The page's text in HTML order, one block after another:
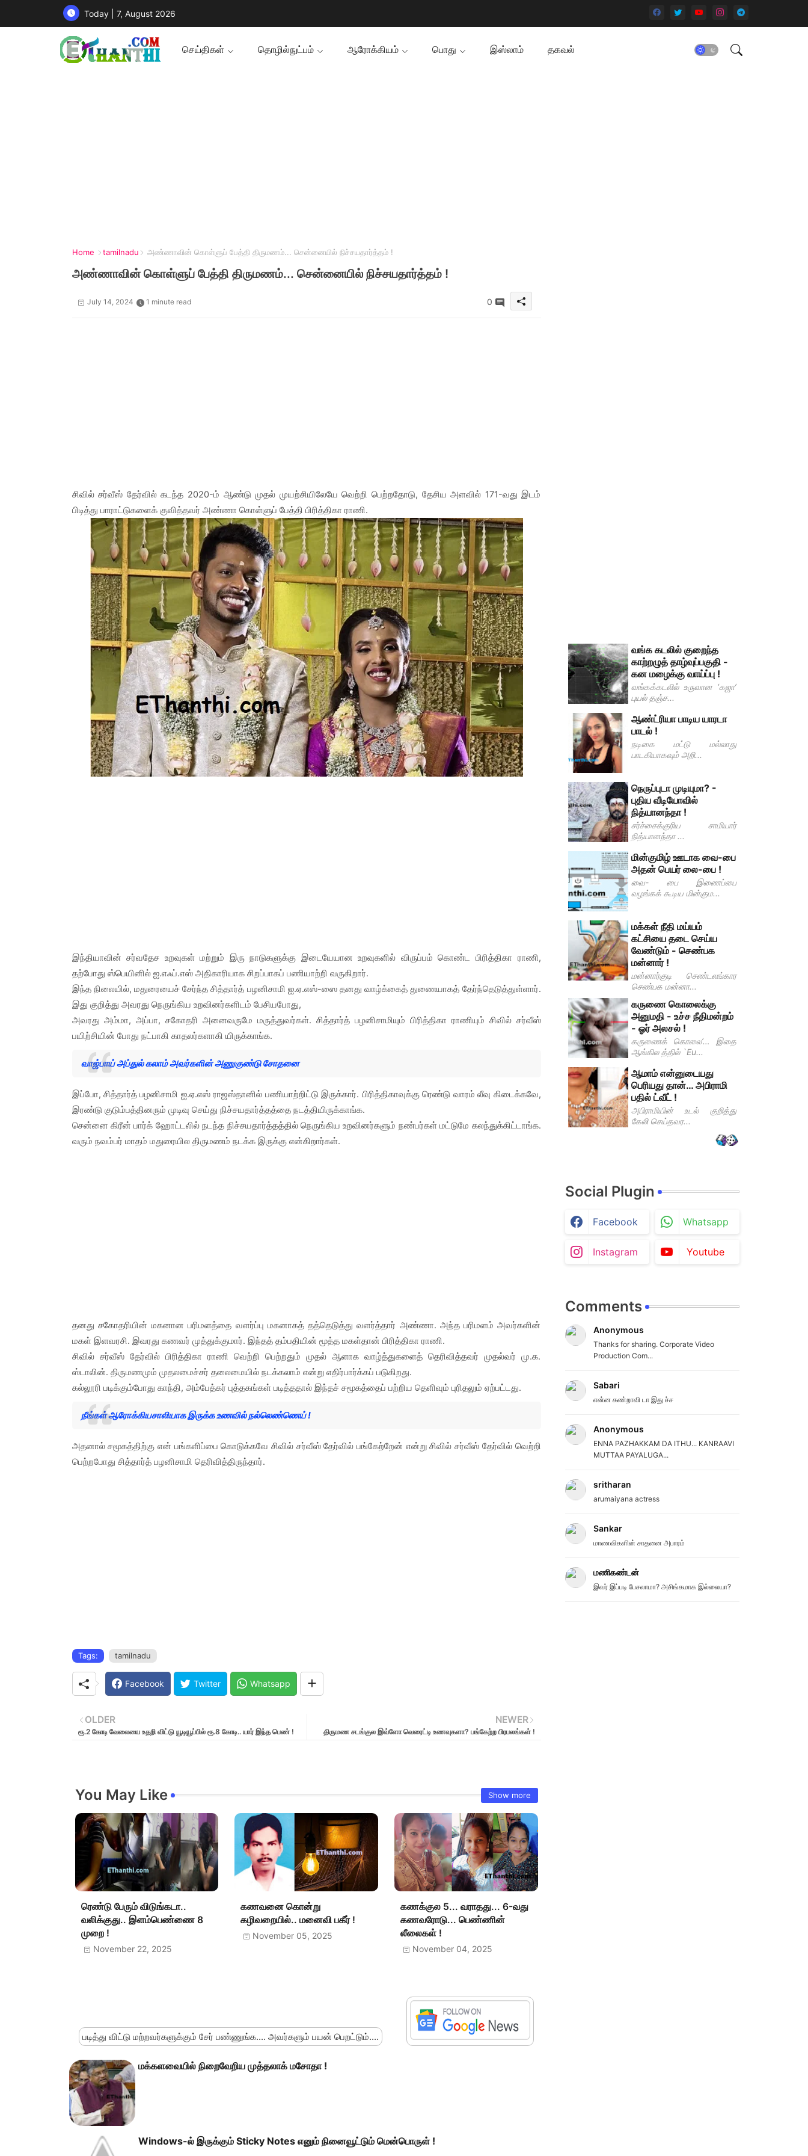
Today | 7, August 2026
செய்திகள் தொழில்நுட்பம் ஆரோக்கியம் பொது இஸ்லாம் தகவல்
Home tamilnadu அண்ணாவின் கொள்ளுப் பேத்தி திருமணம்... சென்னையில் நிச்சயதார்த்தம் !
அண்ணாவின் கொள்ளுப் பேத்தி திருமணம்... சென்னையில் நிச்சயதார்த்தம் !
July 14, 2024 1 minute read 0
சிவில் சர்வீஸ் தேர்வில் கடந்த 2020-ம் ஆண்டு முதல் முயற்சியிலேயே வெற்றி பெற்றதோடு, தேசிய அளவில் 171-வது இடம்
பிடித்து பாராட்டுகளைக் குவித்தவர் அண்ணா கொள்ளுப் பேத்தி பிரித்திகா ராணி.
இந்தியாவின் சர்வதேச உறவுகள் மற்றும் இரு நாடுகளுக்கு இடையேயான உறவுகளில் விருப்பம் கொண்ட பிரித்திகா ராணி,
தற்போது ஸ்பெயினில் ஐ.எஃப்.எஸ் அதிகாரியாக சிறப்பாகப் பணியாற்றி வருகிறார்.
இந்த நிலையில், மதுரையைச் சேர்ந்த சித்தார்த் பழனிசாமி ஐ.ஏ.எஸ்-ஸை தனது வாழ்க்கைத் துணையாகத் தேர்ந்தெடுத்துள்ளார்.
இது குறித்து அவரது நெருங்கிய உறவினர்களிடம் பேசியபோது,
அவரது அம்மா, அப்பா, சகோதரி அனைவருமே மருத்துவர்கள். சித்தார்த் பழனிசாமியும் பிரித்திகா ராணியும் சிவில் சர்வீஸ்
பயிற்சியின் போது நட்பாகி காதலர்களாகி யிருக்காங்க.
வாஜ்பாய் அப்துல் கலாம் அவர்களின் அணுகுண்டு சோதனை
இப்போ, சித்தார்த் பழனிசாமி ஐ.ஏ.எஸ் ராஜஸ்தானில் பணியாற்றிட்டு இருக்கார். பிரித்திகாவுக்கு ரெண்டு வாரம் லீவு கிடைக்கவே,
இரண்டு குடும்பத்தினரும் முடிவு செய்து நிச்சயதார்த்தத்தை நடத்தியிருக்காங்க.
சென்னை கிரீன் பார்க் ஹோட்டலில் நடந்த நிச்சயதார்த்தத்தில் நெருங்கிய உறவினர்களும் நண்பர்கள் மட்டுமே கலந்துக்கிட்டாங்க.
வரும் நவம்பர் மாதம் மதுரையில திருமணம் நடக்க இருக்கு என்கிறார்கள்.
தனது சகோதரியின் மகனான பரிமளத்தை வளர்ப்பு மகனாகத் தத்தெடுத்து வளர்த்தார் அண்ணா. அந்த பரிமளம் அவர்களின்
மகள் இளவரசி. இவரது கணவர் முத்துக்குமார். இந்தத் தம்பதியின் மூத்த மகள்தான் பிரித்திகா ராணி.
சிவில் சர்வீஸ் தேர்வில் பிரித்திகா ராணி வெற்றி பெற்றதும் முதல் ஆளாக வாழ்த்துகளைத் தெரிவித்தவர் முதல்வர் மு.க.
ஸ்டாலின். திருமணமும் முதலமைச்சர் தலைமையில் நடக்கலாம் என்று எதிர்பார்க்கப் படுகிறது.
கல்லூரி படிக்கும்போது காந்தி, அம்பேத்கர் புத்தகங்கள் படித்ததால் இந்தச் சமூகத்தைப் பற்றிய தெளிவும் புரிதலும் ஏற்பட்டது.
நீங்கள் ஆரோக்கியசாலியாக இருக்க உணவில் நல்லெண்ணெய் !
அதனால் சமூகத்திற்கு என் பங்களிப்பை கொடுக்கவே சிவில் சர்வீஸ் தேர்வில் பங்கேற்றேன் என்று சிவில் சர்வீஸ் தேர்வில் வெற்றி
பெற்றபோது சித்தார்த் பழனிசாமி தெரிவித்திருந்தார்.
Tags: tamilnadu
Facebook Twitter Whatsapp
NEWER
திருமண சடங்குல இவ்ளோ வெரைட்டி உணவுகளா? பங்கேற்ற பிரபலங்கள் !
OLDER
ரூ.2 கோடி வேலையை உதறி விட்டு யூடியூப்பில் ரூ.8 கோடி.. யார் இந்த பெண் !
You May Like Show more
ரெண்டு பேரும் விடுங்கடா..
வலிக்குது.. இளம்பெண்ணை 8
முறை !
November 22, 2025
கணவனை கொன்று
கழிவறையில்.. மனைவி பகீர் !
November 05, 2025
கணக்குல 5... வராதது... 6-வது
கணவரோடு... பெண்ணின்
லீலைகள் !
November 04, 2025
படித்து விட்டு மற்றவர்களுக்கும் சேர் பண்ணுங்க.... அவர்களும் பயன் பெறட்டும்....
மக்களவையில் நிறைவேறிய முத்தலாக் மசோதா !
Windows-ல் இருக்கும் Sticky Notes எனும் நினைவூட்டும் மென்பொருள் !
வங்க கடலில் குறைந்த
காற்றழுத் தாழ்வுப்பகுதி -
கன மழைக்கு வாய்ப்பு !
வங்கக்கடலில் உருவான ‘கஜா’
புயல் தஞ்ச...
ஆண்ட்ரியா பாடிய யாரடா
பாடல் !
நடிகை மட்டு மல்லாது
பாடகியாகவும் அறி...
நெருப்புடா முடியுமா? -
புதிய வீடியோவில்
நித்யானந்தா !
சர்ச்சைக்குரிய சாமியார்
நித்யானந்தா ...
மின்குமிழ் ஊடாக வை-பை
அதன் பெயர் லை-பை !
வை- பை இணைப்பை
வழங்கக் கூடிய மின்கும...
மக்கள் நீதி மய்யம்
கட்சியை தடை செய்ய
வேண்டும் - செண்பக
மன்னார் !
மன்னார்குடி செண்டலங்கார
செண்பக மன்னா...
கருணை கொலைக்கு
அனுமதி - உச்ச நீதிமன்றம்
- ஓர் அலசல் !
கருணைக் கொலை’… இதை
ஆங்கில த்தில் `Eu...
ஆமாம் என்னுடையது
பெரியது தான்… அபிராமி
பதில் ட்வீட் !
அபிராமியின் உடல் குறித்து
கேலி செய்தவர...
Social Plugin
Facebook Whatsapp
Instagram Youtube
Comments
Anonymous
Thanks for sharing. Corporate Video
Production Com...
Sabari
என்ன கண்றாவி டா இது ச்ச
Anonymous
ENNA PAZHAKKAM DA ITHU... KANRAAVI
MUTTAA PAYALUGA...
sritharan
arumaiyana actress
Sankar
மாணவிகளின் சாதனை அபாரம்
மணிகண்டன்
இவர் இப்படி பேசலாமா? அசிங்கமாக இல்லையா?